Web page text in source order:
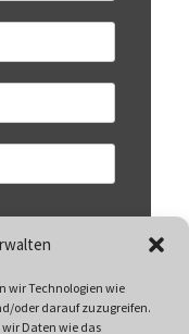
wir Technologien wie
oder darauf zuzugreifen.
Daten wie das